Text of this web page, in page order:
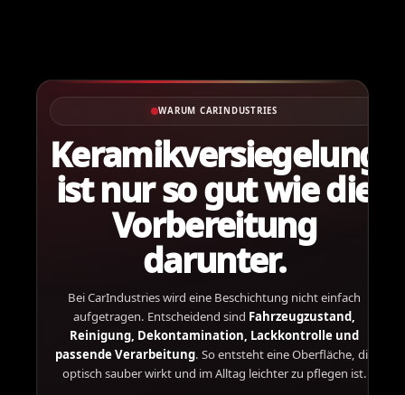
WARUM CARINDUSTRIES
Keramikversiegelung
ist nur so gut wie die
Vorbereitung
darunter.
Bei CarIndustries wird eine Beschichtung nicht einfach
aufgetragen. Entscheidend sind Fahrzeugzustand,
Reinigung, Dekontamination, Lackkontrolle und
passende Verarbeitung. So entsteht eine Oberfläche, die
optisch sauber wirkt und im Alltag leichter zu pflegen ist.